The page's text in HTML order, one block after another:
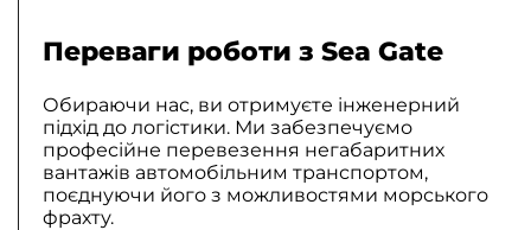
Переваги роботи з Sea Gate
Обираючи нас, ви отримуєте інженерний
підхід до логістики. Ми забезпечуємо
професійне перевезення негабаритних
вантажів автомобільним транспортом,
поєднуючи його з можливостями морського
фрахту.